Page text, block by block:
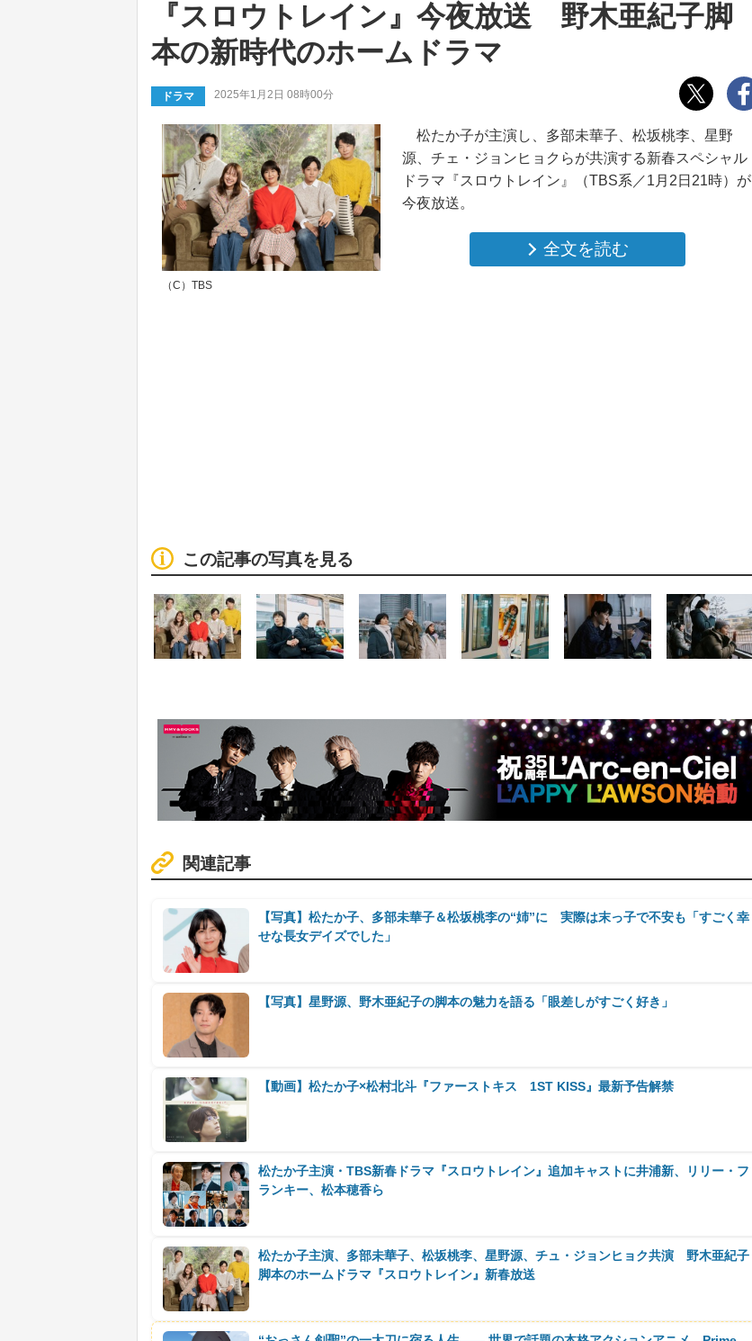
『スロウトレイン』今夜放送 野木亜紀子脚
本の新時代のホームドラマ
ドラマ 2025年1月2日 08時00分
松たか子が主演し、多部未華子、松坂桃李、星野
源、チェ・ジョンヒョクらが共演する新春スペシャル
ドラマ『スロウトレイン』（TBS系／1月2日21時）が
今夜放送。
全文を読む
（C）TBS
この記事の写真を見る
関連記事
【写真】松たか子、多部未華子＆松坂桃李の“姉”に 実際は末っ子で不安も「すごく幸
せな長女デイズでした」
【写真】星野源、野木亜紀子の脚本の魅力を語る「眼差しがすごく好き」
【動画】松たか子×松村北斗『ファーストキス 1ST KISS』最新予告解禁
松たか子主演・TBS新春ドラマ『スロウトレイン』追加キャストに井浦新、リリー・フ
ランキー、松本穂香ら
松たか子主演、多部未華子、松坂桃李、星野源、チュ・ジョンヒョク共演 野木亜紀子
脚本のホームドラマ『スロウトレイン』新春放送